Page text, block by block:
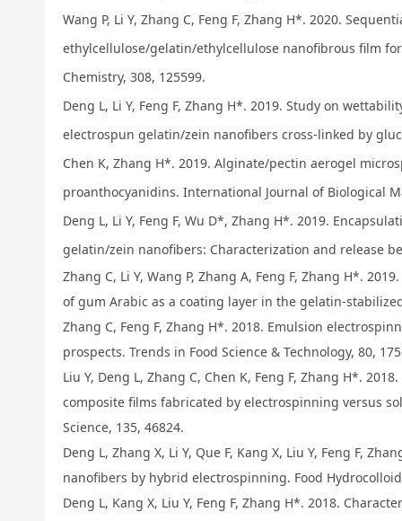
Wang P, Li Y, Zhang C, Feng F, Zhang H*. 2020.
ethylcellulose/gelatin/ethylcellulose nanofibrous film
Chemistry, 308, 125599.
Deng L, Li Y, Feng F, Zhang H*. 2019. Study on
electrospun gelatin/zein nanofibers cross-linked by
Chen K, Zhang H*. 2019. Alginate/pectin aerogel
proanthocyanidins. International Journal of Biological
Deng L, Li Y, Feng F, Wu D*, Zhang H*. 2019.
gelatin/zein nanofibers: Characterization and release
Zhang C, Li Y, Wang P, Zhang A, Feng F, Zhang H*.
of gum Arabic as a coating layer in the gelatin-
Zhang C, Feng F, Zhang H*. 2018. Emulsion
prospects. Trends in Food Science & Technology, 80,
Liu Y, Deng L, Zhang C, Chen K, Feng F, Zhang H*.
composite films fabricated by electrospinning versus
Science, 135, 46824.
Deng L, Zhang X, Li Y, Que F, Kang X, Liu Y, Feng F,
nanofibers by hybrid electrospinning. Food
Deng L, Kang X, Liu Y, Feng F, Zhang H*. 2018.